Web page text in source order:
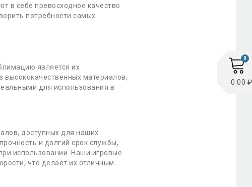
в себе превосходное качество
потребности самых
является их
высококачественных материалов,
для использования в
доступных для наших
и долгий срок службы,
использовании. Наши игровые
что делает их отличным
0
0.00 ₽